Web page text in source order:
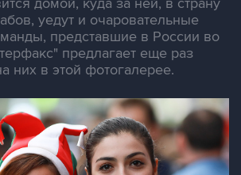
домой, куда за ней, в страну
уедут и очаровательные
представшие в России во
предлагает еще раз
них в этой фотогалерее.